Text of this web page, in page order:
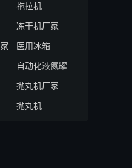
拖拉机
冻干机厂家
医用冰箱
自动化液氮罐
抛丸机厂家
抛丸机